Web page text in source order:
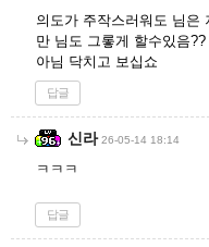
의도가 주작스러워도 님은
만 님도 그롷게 할수있음??
아님 닥치고 보십쇼
답글
신라 26-05-14 18:14
ㅋㅋㅋ
답글